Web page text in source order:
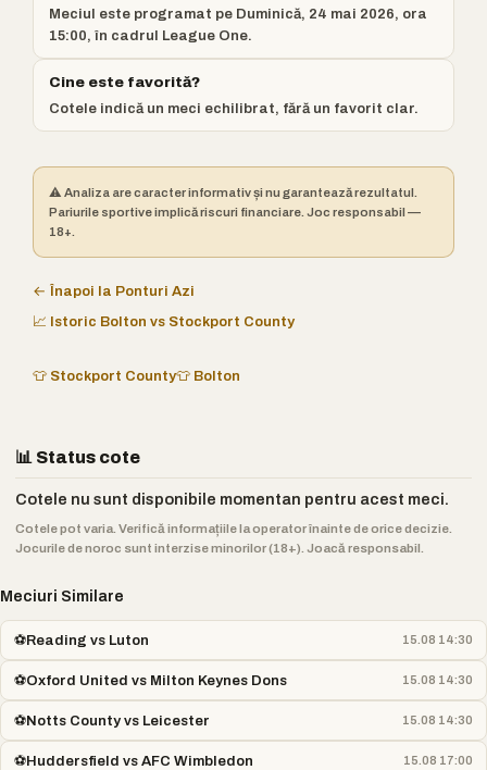
Meciul este programat pe Duminică, 24 mai 2026, ora
15:00, în cadrul League One.
Cine este favorită?
Cotele indică un meci echilibrat, fără un favorit clar.
⚠️ Analiza are caracter informativ și nu garantează rezultatul.
Pariurile sportive implică riscuri financiare. Joc responsabil —
18+.
← Înapoi la Ponturi Azi
📈 Istoric Bolton vs Stockport County
👕 Stockport County👕 Bolton
📊 Status cote
Cotele nu sunt disponibile momentan pentru acest meci.
Cotele pot varia. Verifică informațiile la operator înainte de orice decizie.
Jocurile de noroc sunt interzise minorilor (18+). Joacă responsabil.
Meciuri Similare
⚽Reading vs Luton 15.08 14:30
⚽Oxford United vs Milton Keynes Dons 15.08 14:30
⚽Notts County vs Leicester 15.08 14:30
⚽Huddersfield vs AFC Wimbledon 15.08 17:00